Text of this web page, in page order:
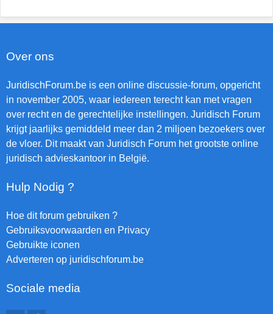
Over ons
JuridischForum.be is een online discussie-forum, opgericht
in november 2005, waar iedereen terecht kan met vragen
over recht en de gerechtelijke instellingen. Juridisch Forum
krijgt jaarlijks gemiddeld meer dan 2 miljoen bezoekers over
de vloer. Dit maakt van Juridisch Forum het grootste online
juridisch advieskantoor in België.
Hulp Nodig ?
Hoe dit forum gebruiken ?
Gebruiksvoorwaarden en Privacy
Gebruikte iconen
Adverteren op juridischforum.be
Sociale media